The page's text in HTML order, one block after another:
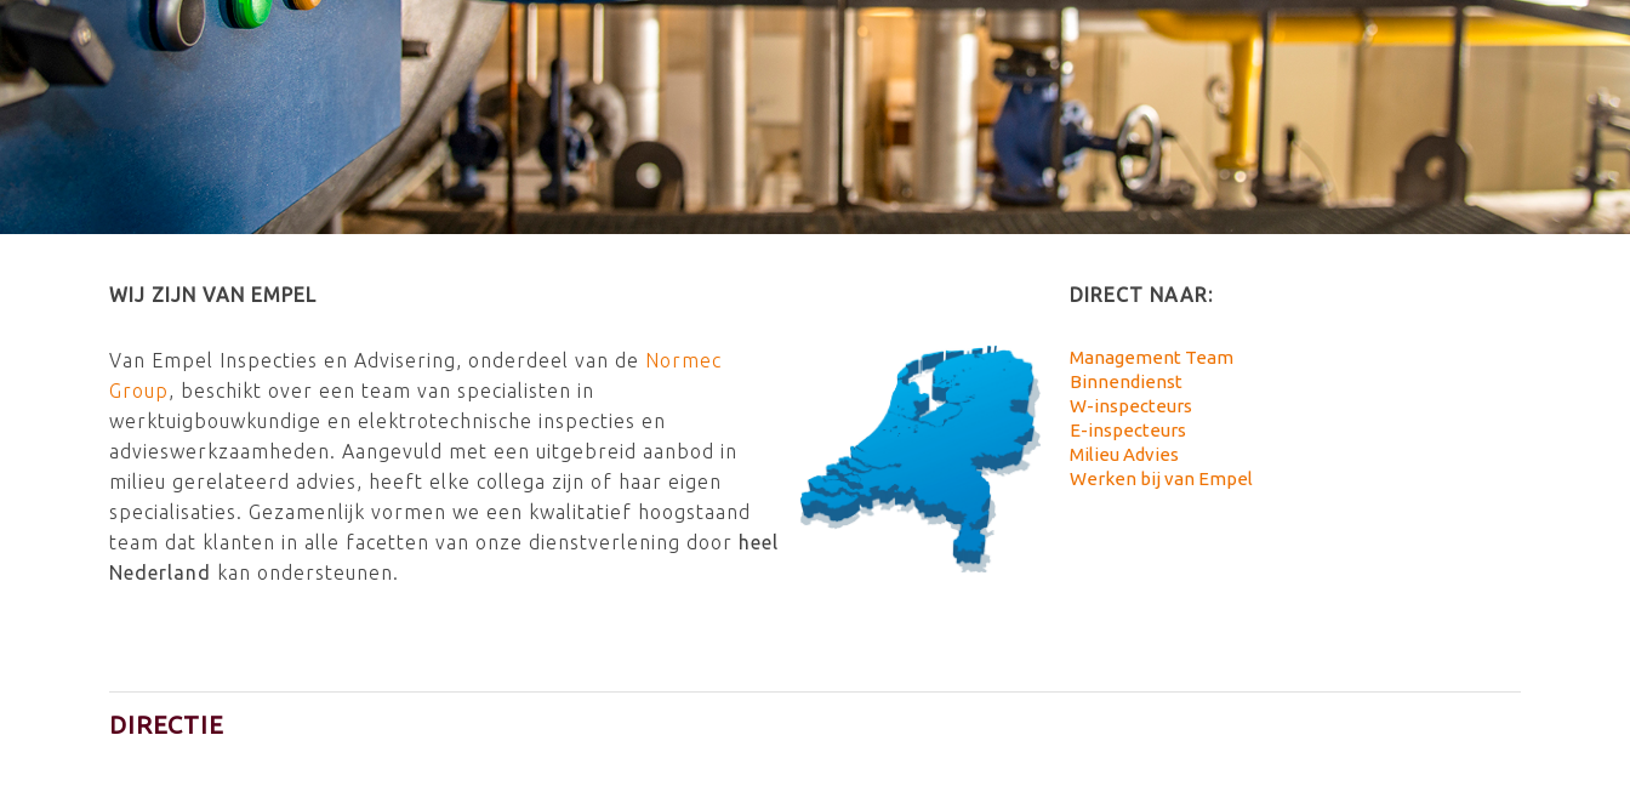
WIJ ZIJN VAN EMPEL
Van Empel Inspecties en Advisering, onderdeel van de Normec
Group, beschikt over een team van specialisten in
werktuigbouwkundige en elektrotechnische inspecties en
advieswerkzaamheden. Aangevuld met een uitgebreid aanbod in
milieu gerelateerd advies, heeft elke collega zijn of haar eigen
specialisaties. Gezamenlijk vormen we een kwalitatief hoogstaand
team dat klanten in alle facetten van onze dienstverlening door heel
Nederland
kan ondersteunen.
DIRECT NAAR:
Management Team
Binnendienst
W-inspecteurs
E-inspecteurs
Milieu Advies
Werken bij van Empel
DIRECTIE